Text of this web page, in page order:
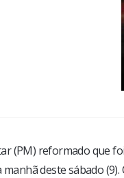
(PM) reformado que
deste sábado